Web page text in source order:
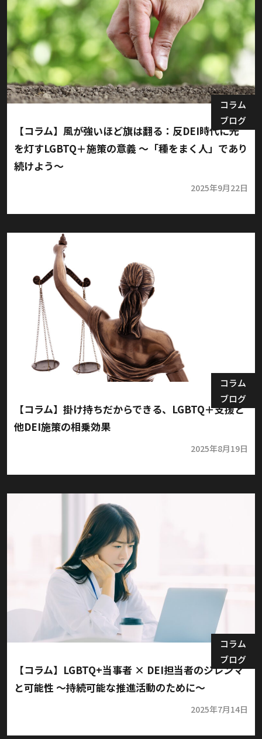
コラム
ブログ
【コラム】風が強いほど旗は翻る：反DEI時代に光
を灯すLGBTQ＋施策の意義 〜「種をまく人」であり
続けよう〜
2025年9月22日
コラム
ブログ
【コラム】掛け持ちだからできる、LGBTQ＋支援と
他DEI施策の相乗効果
2025年8月19日
コラム
ブログ
【コラム】LGBTQ+当事者 × DEI担当者のジレンマ
と可能性 〜持続可能な推進活動のために〜
2025年7月14日